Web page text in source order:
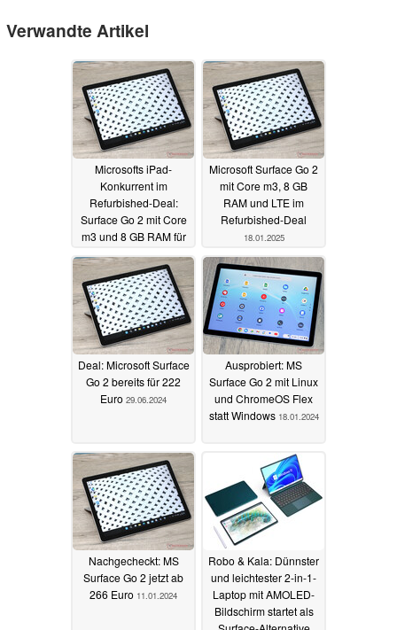
Verwandte Artikel
Microsofts iPad-
Konkurrent im
Refurbished-Deal:
Surface Go 2 mit Core
m3 und 8 GB RAM für
179 Euro25.03.2025
Microsoft Surface Go 2
mit Core m3, 8 GB
RAM und LTE im
Refurbished-Deal
18.01.2025
Deal: Microsoft Surface
Go 2 bereits für 222
Euro 29.06.2024
Ausprobiert: MS
Surface Go 2 mit Linux
und ChromeOS Flex
statt Windows 18.01.2024
Nachgecheckt: MS
Surface Go 2 jetzt ab
266 Euro 11.01.2024
Robo & Kala: Dünnster
und leichtester 2-in-1-
Laptop mit AMOLED-
Bildschirm startet als